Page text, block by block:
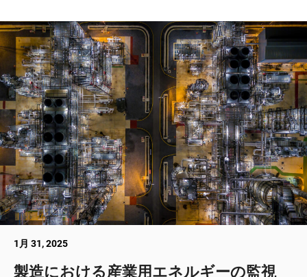
1月 31, 2025
製造における産業用エネルギーの監視